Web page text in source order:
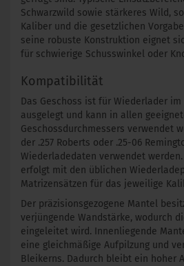
Schwarzwild sowie stärkeres Wild,
Kaliber und die gesetzlichen
seine robuste Konstruktion eignet
für schwierige Schusswinkel oder
Kompatibilität
Das Geschoss ist für Wiederlader im
ausgelegt und kann in allen
Geschossdurchmessers verwendet
der .257 Roberts oder .25-06
Wiederladedaten verwendet
erfolgt mit den üblichen
Matrizensätzen für das jeweilige
Der präzisionsgezogene Mantel
verjüngende Wandstärke, wodurch
eingeleitet wird. Innenliegende
eine gleichmäßige Aufpilzung und
Bleikerns. Dadurch bleibt ein hoher